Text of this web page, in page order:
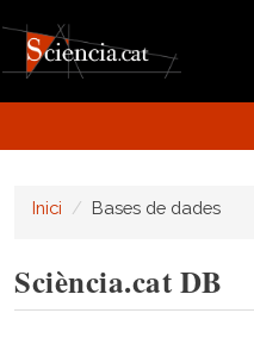
Inici Bases de dades
Sciència.cat DB